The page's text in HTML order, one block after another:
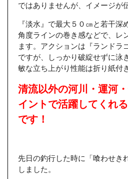
ではありませんが、イメージが
『淡水』で最大５０㎝と若干深
角度ラインの巻き感などで、レ
ます。アクションは『ランドラ
ですが、しっかり破綻せずに泳
敏な立ち上がり性能は折り紙付
清流以外の河川・運河
イントで活躍してくれ
です！
先日の釣行した時に「喰わせき
しました。